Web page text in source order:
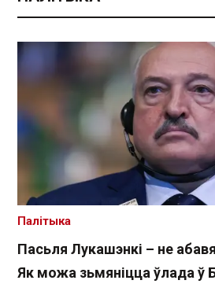
Пасьля Лукашэнкі – не
Як можа зьмяніцца ўлада ў
Палітыка